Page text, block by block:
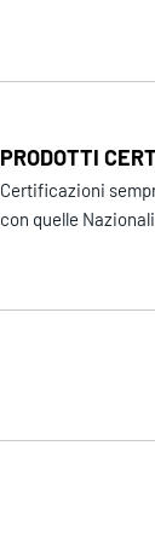
PRODOTTI
Certificazioni
con quelle